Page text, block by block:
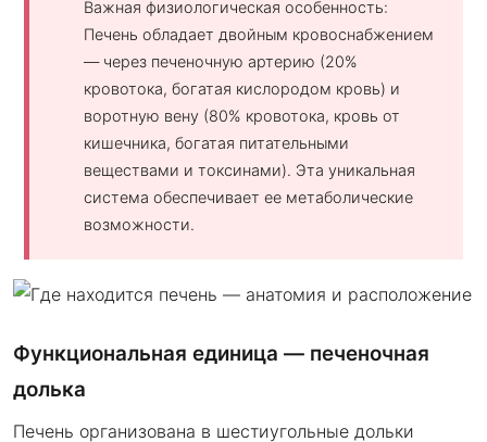
Важная физиологическая особенность:
Печень обладает двойным кровоснабжением
— через печеночную артерию (20%
кровотока, богатая кислородом кровь) и
воротную вену (80% кровотока, кровь от
кишечника, богатая питательными
веществами и токсинами). Эта уникальная
система обеспечивает ее метаболические
возможности.
Функциональная единица — печеночная
долька
Печень организована в шестиугольные дольки